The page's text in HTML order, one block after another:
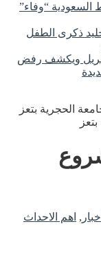
السعودية “وفاء”
ذكرى الطفل
أبريل ويكشف رفض
الحجرية بتعز
, اهم الاحداث